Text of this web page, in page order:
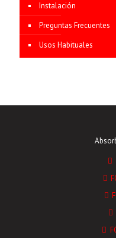
Instalación
Preguntas Frecuentes
Usos Habituales